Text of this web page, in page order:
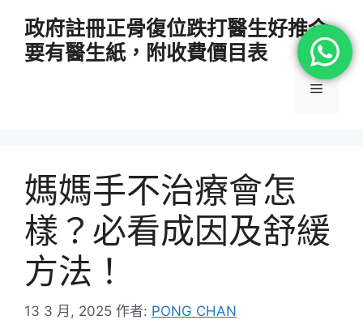
政府註冊正骨復位跌打醫生好推介
要有醫生紙，附收費價目表
選
媽媽手不治療會怎
樣？必看成因及舒緩
方法！
13 3 月, 2025 作者: PONG CHAN